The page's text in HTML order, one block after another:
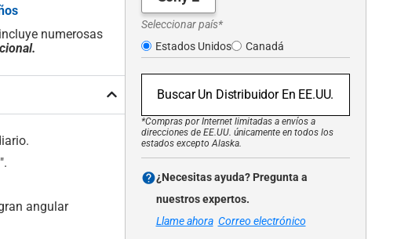
numerosas
angular
Seleccionar país*
Estados Unidos
Canadá
Buscar Un Distribuidor En EE.UU.
*Compras por Internet limitadas a envíos a
direcciones de EE.UU. únicamente en todos los
estados excepto Alaska.
¿Necesitas ayuda? Pregunta a
nuestros expertos.
Llame ahora Correo electrónico